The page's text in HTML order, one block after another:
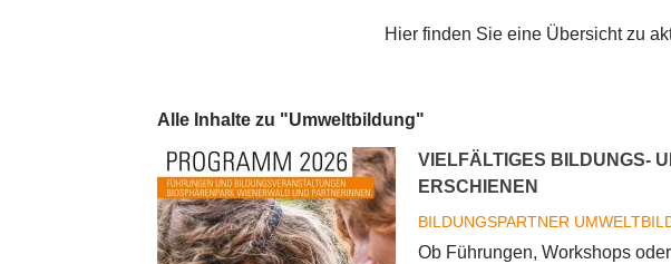
Hier finden Sie eine Übersicht zu
Alle Inhalte zu "Umweltbildung"
VIELFÄLTIGES BILDUNGS-
ERSCHIENEN
BILDUNGSPARTNER
Ob Führungen, Workshops